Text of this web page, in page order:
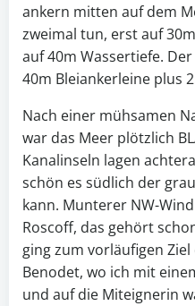
ankern mitten auf dem
zweimal tun, erst auf
auf 40m Wassertiefe.
40m Bleiankerleine plus
Nach einer mühsamen
war das Meer plötzlich
Kanalinseln lagen
schön es südlich der
kann. Munterer NW-
Roscoff, das gehört
ging zum vorläufigen
Benodet, wo ich mit
und auf die Miteignerin